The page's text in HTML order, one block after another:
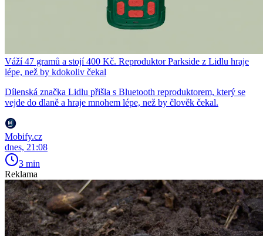
Váží 47 gramů a stojí 400 Kč. Reproduktor Parkside z Lidlu hraje
lépe, než by kdokoliv čekal
Dílenská značka Lidlu přišla s Bluetooth reproduktorem, který se
vejde do dlaně a hraje mnohem lépe, než by člověk čekal.
Mobify.cz
dnes, 21:08
3 min
Reklama